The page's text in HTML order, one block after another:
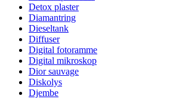
Detox plaster
Diamantring
Dieseltank
Diffuser
Digital fotoramme
Digital mikroskop
Dior sauvage
Diskolys
Djembe